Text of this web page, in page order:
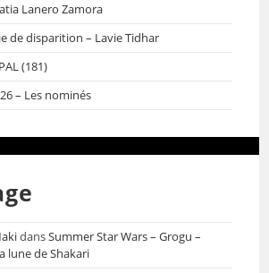
Lanero Zamora
de disparition – Lavie Tidhar
(181)
– Les nominés
dansSummer Star Wars – Grogu –
lune de Shakari